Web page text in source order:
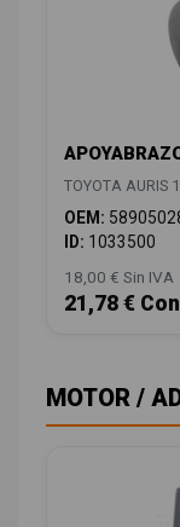
TOYOTA AURIS
OEM:
ID: 1033500
18,00 € Sin IVA
21,78 €
MOTOR /